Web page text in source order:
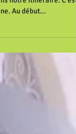
spot viticole que
notre itinéraire. C’est